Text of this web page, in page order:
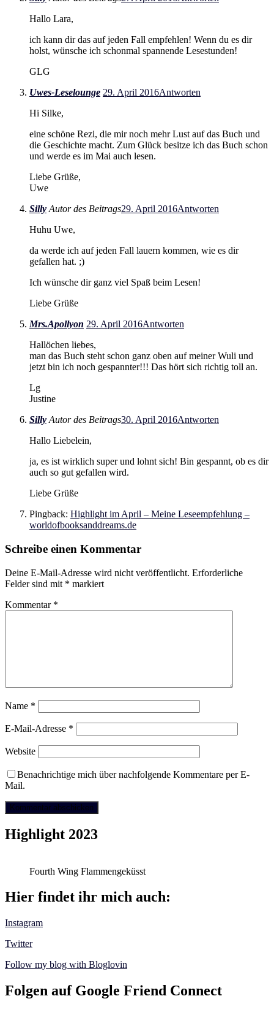
Hallo Lara,
ich kann dir das auf jeden Fall empfehlen! Wenn du es dir
holst, wünsche ich schonmal spannende Lesestunden!
GLG
Uwes-Leselounge 29. April 2016Antworten
Hi Silke,
eine schöne Rezi, die mir noch mehr Lust auf das Buch und
die Geschichte macht. Zum Glück besitze ich das Buch schon
und werde es im Mai auch lesen.
Liebe Grüße,
Uwe
Silly Autor des Beitrags29. April 2016Antworten
Huhu Uwe,
da werde ich auf jeden Fall lauern kommen, wie es dir
gefallen hat. ;)
Ich wünsche dir ganz viel Spaß beim Lesen!
Liebe Grüße
Mrs.Apollyon 29. April 2016Antworten
Hallöchen liebes,
man das Buch steht schon ganz oben auf meiner Wuli und
jetzt bin ich noch gespannter!!! Das hört sich richtig toll an.
Lg
Justine
Silly Autor des Beitrags30. April 2016Antworten
Hallo Liebelein,
ja, es ist wirklich super und lohnt sich! Bin gespannt, ob es dir
auch so gut gefallen wird.
Liebe Grüße
Pingback: Highlight im April – Meine Leseempfehlung –
worldofbooksanddreams.de
Schreibe einen Kommentar
Deine E-Mail-Adresse wird nicht veröffentlicht. Erforderliche
Felder sind mit * markiert
Kommentar *
Name *
E-Mail-Adresse *
Website
Benachrichtige mich über nachfolgende Kommentare per E-
Mail.
Highlight 2023
Fourth Wing Flammengeküsst
Hier findet ihr mich auch:
Instagram
Twitter
Follow my blog with Bloglovin
Folgen auf Google Friend Connect